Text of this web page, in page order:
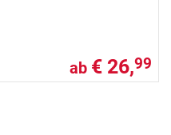
ab € 26,99